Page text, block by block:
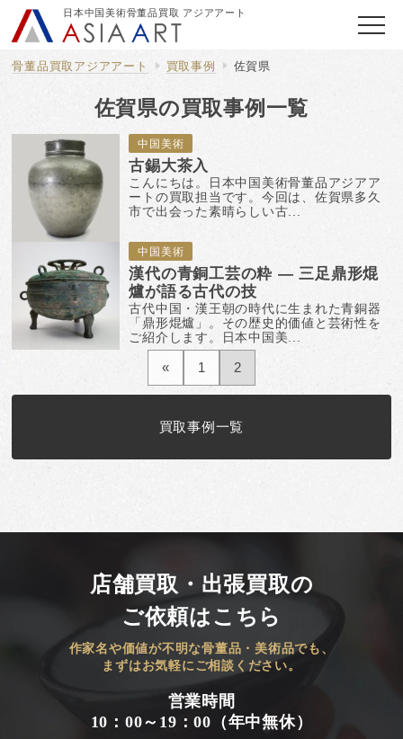
日本中国美術骨董品買取 アジアアート
骨董品買取アジアアート 買取事例 佐賀県
佐賀県の買取事例一覧
中国美術
古錫大茶入
こんにちは。日本中国美術骨董品アジアア
ートの買取担当です。今回は、佐賀県多久
市で出会った素晴らしい古...
中国美術
漢代の青銅工芸の粋 — 三足鼎形焜
爐が語る古代の技
古代中国・漢王朝の時代に生まれた青銅器
「鼎形焜爐」。その歴史的価値と芸術性を
ご紹介します。日本中国美...
« 1 2
買取事例一覧
店舗買取・出張買取の
ご依頼はこちら
作家名や価値が不明な骨董品・美術品でも、
まずはお気軽にご相談ください。
営業時間
10：00～19：00（年中無休）